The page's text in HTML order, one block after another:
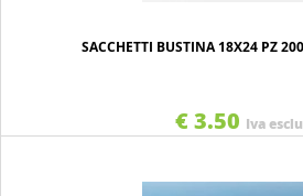
SACCHETTI BUSTINA 18X24 PZ
€ 3.50 Iva